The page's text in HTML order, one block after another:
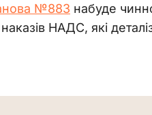
№883 набуде
наказів НАДС, які